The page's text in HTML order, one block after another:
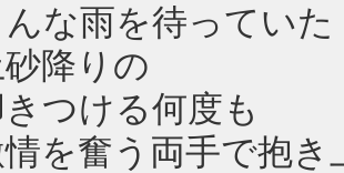
んな雨を待っていた
砂降りの
つける何度も
を奮う両手で抱き